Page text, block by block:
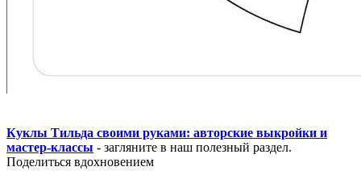
Куклы Тильда своими руками: авторские выкройки и
мастер-классы - загляните в наш полезный раздел.
Поделиться вдохновением